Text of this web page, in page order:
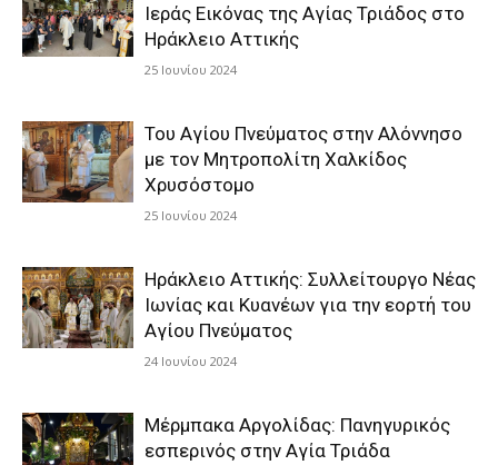
Ιεράς Εικόνας της Αγίας Τριάδος στο
Ηράκλειο Αττικής
25 Ιουνίου 2024
Του Αγίου Πνεύματος στην Αλόννησο
με τον Μητροπολίτη Χαλκίδος
Χρυσόστομο
25 Ιουνίου 2024
Ηράκλειο Αττικής: Συλλείτουργο Νέας
Ιωνίας και Κυανέων για την εορτή του
Αγίου Πνεύματος
24 Ιουνίου 2024
Μέρμπακα Αργολίδας: Πανηγυρικός
εσπερινός στην Αγία Τριάδα